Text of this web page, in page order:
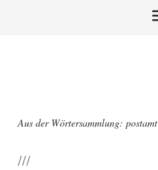
Aus der Wörtersammlung: postamt
///